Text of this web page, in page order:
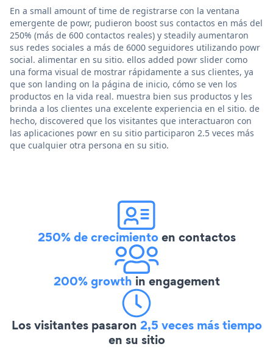
En a small amount of time de registrarse con la ventana
emergente de powr, pudieron boost sus contactos en más del
250% (más de 600 contactos reales) y steadily aumentaron
sus redes sociales a más de 6000 seguidores utilizando powr
social. alimentar en su sitio. ellos added powr slider como
una forma visual de mostrar rápidamente a sus clientes, ya
que son landing on la página de inicio, cómo se ven los
productos en la vida real. muestra bien sus productos y les
brinda a los clientes una excelente experiencia en el sitio. de
hecho, discovered que los visitantes que interactuaron con
las aplicaciones powr en su sitio participaron 2.5 veces más
que cualquier otra persona en su sitio.
250% de crecimientoen contactos
200% growth in engagement
Los visitantes pasaron 2,5 veces más tiempo
en su sitio